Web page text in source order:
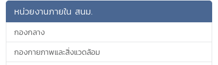
หน่วยงานภายใน สนม.
กองกลาง
กองกายภาพและสิ่งแวดล้อม